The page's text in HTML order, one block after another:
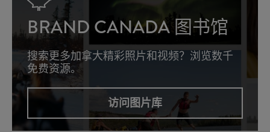
BRAND CANADA 图书馆
搜索更多加拿大精彩照片和视频？浏览数千
免费资源。
访问图片库